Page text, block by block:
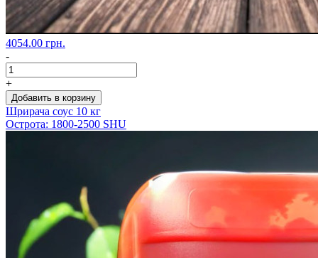
4054.00 грн.
-
+
Добавить в корзину
Шрирача соус 10 кг
Острота: 1800-2500 SHU